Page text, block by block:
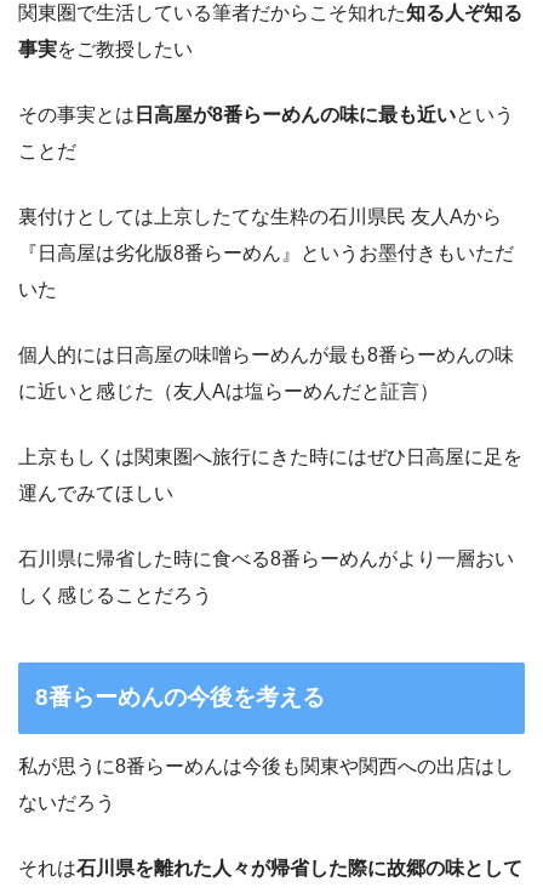
関東圏で生活している筆者だからこそ知れた知る人ぞ知る
事実をご教授したい
その事実とは 日高屋が8番らーめんの味に最も近いという
ことだ
裏付けとしては上京したてな生粋の石川県民 友人Aから
『日高屋は劣化版8番らーめん』というお墨付きもいただ
いた
個人的には日高屋の味噌らーめんが最も8番らーめんの味
に近いと感じた（友人Aは塩らーめんだと証言）
上京もしくは関東圏へ旅行にきた時にはぜひ日高屋に足を
運んでみてほしい
石川県に帰省した時に食べる8番らーめんがより一層おい
しく感じることだろう
8番らーめんの今後を考える
私が思うに8番らーめんは今後も関東や関西への出店はし
ないだろう
それは石川県を離れた人々が帰省した際に故郷の味として